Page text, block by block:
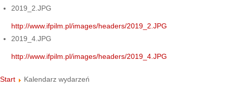
2019_2.JPG
http://www.ifpilm.pl/images/headers/2019_2.JPG
2019_4.JPG
http://www.ifpilm.pl/images/headers/2019_4.JPG
Start Kalendarz wydarzeń